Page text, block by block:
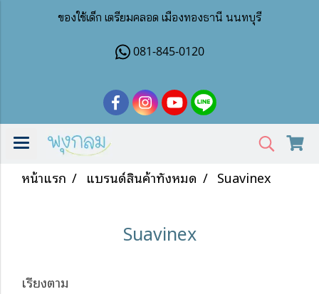
ของใช้เด็ก เตรียมคลอด เมืองทองธานี นนทบุรี
081-845-0120
หน้าแรก แบรนด์สินค้าทั้งหมด Suavinex
Suavinex
เรียงตาม